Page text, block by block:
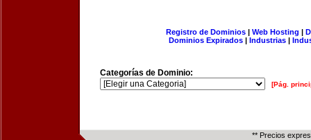
Registro de Dominios| Web Hosting |
Dominios Expirados | Industrias |
Categorías de Dominio:
[Pág.
** Precios